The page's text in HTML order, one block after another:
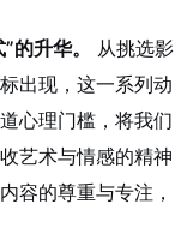
的升华。
从挑选影
出现，这一系列动
心理门槛，将我们
艺术与情感的精神
容的尊重与专注，